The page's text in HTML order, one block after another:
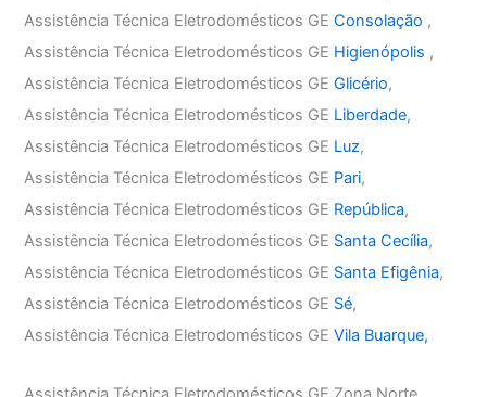
Assistência Técnica Eletrodomésticos GEConsolação ,
Assistência Técnica Eletrodomésticos GE Higienópolis ,
Assistência Técnica Eletrodomésticos GEGlicério,
Assistência Técnica Eletrodomésticos GE Liberdade,
Assistência Técnica Eletrodomésticos GE Luz,
Assistência Técnica Eletrodomésticos GE Pari,
Assistência Técnica Eletrodomésticos GE República,
Assistência Técnica Eletrodomésticos GE Santa Cecília,
Assistência Técnica Eletrodomésticos GE Santa Efigênia,
Assistência Técnica Eletrodomésticos GE Sé,
Assistência Técnica Eletrodomésticos GEVila Buarque,